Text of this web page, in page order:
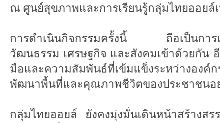
ณ ศูนย์สุขภาพและการเรียนรู้กลุ่มไทยออยล์
การดำเนินกิจกรรมครั้งนี้ ถือเป็นการเ
วัฒนธรรม เศรษฐกิจ และสังคมเข้าด้วยกัน
มือและความสัมพันธ์ที่เข้มแข็งระหว่างอ
พัฒนาพื้นที่และคุณภาพชีวิตของประชาชนอ
กลุ่มไทยออยล์ ยังคงมุ่งมั่นเดินหน้าสร้างส